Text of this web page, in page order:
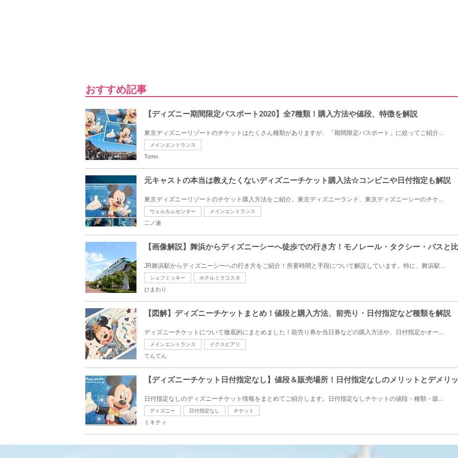
おすすめ記事
【ディズニー期間限定パスポート2020】全7種類！購入方法や値段、特徴を解説
東京ディズニーリゾートのチケットはたくさん種類がありますが、「期間限定パスポート」に絞ってご紹介...
メインエントランス
Tomo
元キャストの本当は教えたくないディズニーチケット購入法☆コンビニや日付指定も解説
東京ディズニーリゾートのチケット購入方法をご紹介。東京ディズニーランド、東京ディズニーシーのチケ...
ウェルカムセンター メインエントランス
二ノ瀬
【画像解説】舞浜からディズニーシーへ徒歩での行き方！モノレール・タクシー・バスと
JR舞浜駅からディズニーシーへの行き方をご紹介！所要時間と手段について解説しています。特に、舞浜駅...
シェフミッキー ホテルミラコスタ
ひまわり
【図解】ディズニーチケットまとめ！値段と購入方法、前売り・日付指定など種類を解説
ディズニーチケットについて徹底的にまとめました！前売り券か当日券などの購入方法や、日付指定かオー...
メインエントランス イクスピアリ
てんてん
【ディズニーチケット日付指定なし】値段＆販売場所！日付指定なしのメリットとデメリ
日付指定なしのディズニーチケット情報をまとめてご紹介します。日付指定なしチケットの値段・種類・販...
ディズニー 日付指定なし チケット
ミキティ